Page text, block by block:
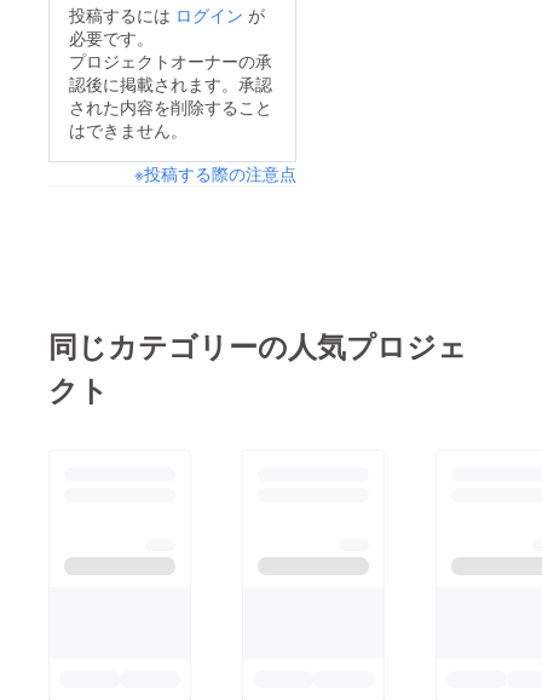
投稿するには ログイン が
必要です。
プロジェクトオーナーの承
認後に掲載されます。承認
された内容を削除すること
はできません。
※投稿する際の注意点
同じカテゴリーの人気プロジェ
クト